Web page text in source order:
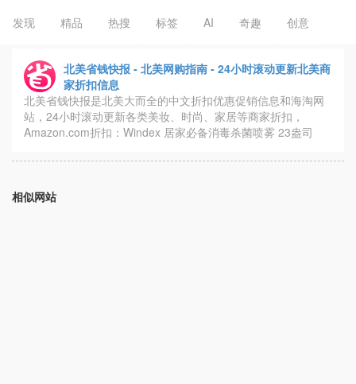
发现 精品 热搜 标签 AI 奇趣 创意
北美省钱快报 - 北美网购指南 - 24小时滚动更新北美商
家折扣信息
北美省钱快报是北美大而全的中文折扣优惠促销信息和海淘网
站，24小时滚动更新各类美妆、时尚、家居等商家折扣，
Amazon.com折扣：Windex 居家必备消毒杀菌喷雾 23盎司
相似网站